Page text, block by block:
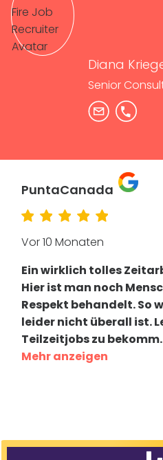
Diana
Senior
PuntaCanada
Vor 10 Monaten
Ein wirklich tolles
Hier ist man noch
Respekt behandelt. So
leider nicht überall ist.
Teilzeitjobs zu bekomm
Mehr anzeigen